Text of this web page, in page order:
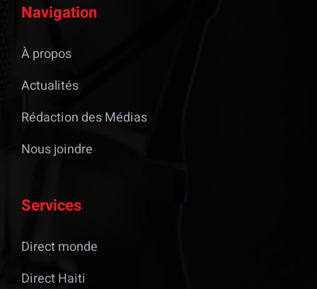
Navigation
À propos
Actualités
Rédaction des Médias
Nous joindre
Services
Direct monde
Direct Haiti